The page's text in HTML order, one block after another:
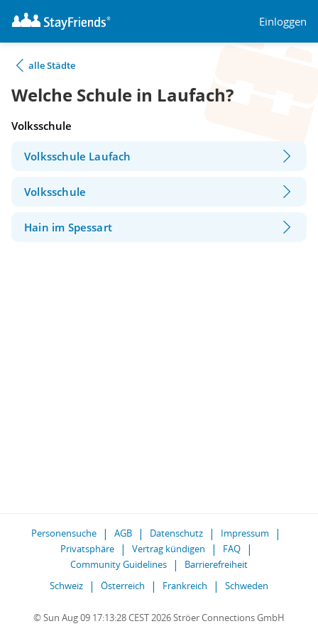
Einloggen
alle Städte
Welche Schule in Laufach?
Volksschule
Volksschule Laufach
Volksschule
Hain im Spessart
Personensuche AGB Datenschutz
Impressum
Privatsphäre
Vertrag kündigen
FAQ
Community Guidelines
Barrierefreiheit
Schweiz
Österreich Frankreich Schweden
© Sun Aug 09 17:13:28 CEST 2026 Ströer Connections GmbH